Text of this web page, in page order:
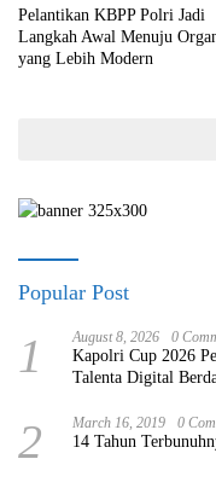
Pelantikan KBPP Polri Jadi
Langkah Awal Menuju
yang Lebih Modern
Popular Post
1 August 8, 2026 0
Kapolri Cup 2026
Talenta Digital
2 March 16, 2019 0
14 Tahun